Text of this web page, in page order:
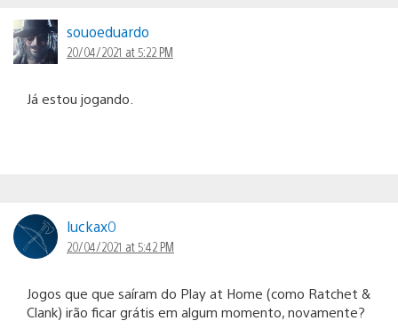
souoeduardo
20/04/2021 at 5:22 PM
Já estou jogando.
luckax0
20/04/2021 at 5:42 PM
Jogos que que saíram do Play at Home (como Ratchet &
Clank) irão ficar grátis em algum momento, novamente?